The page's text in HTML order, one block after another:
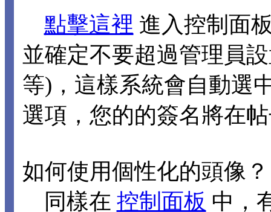
點擊這裡 進入控制面
並確定不要超過管理員
等)，這樣系統會自動選
選項，您的的簽名將在
如何使用個性化的頭像？
同樣在 控制面板 中，